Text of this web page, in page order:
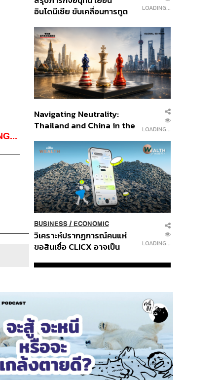
อินโดนีเซีย ขับเคลื่อนการทูต
ส่วนยุทธศาสตร์ไทย –
อินโดนีเซีย
LOADING...
Navigating Neutrality:
Thailand and China in the
Order
LOADING...
BUSINESS/ ECONOMIC
วิเคราะห์ปรากฏการณ์คนแห่
ขอสินเชื่อ CLICX อาจเป็น
ปัญหาหนี้ครัวเรือนไทยที่ถูกซุก
LOADING...